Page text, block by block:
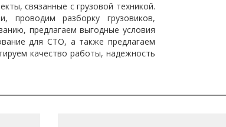
связанные с грузовой техникой.
проводим разборку грузовиков,
предлагаем выгодные условия
для СТО, а также предлагаем
качество работы, надежность